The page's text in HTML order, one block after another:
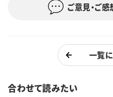
学生記者募集
ご意見・ご
一覧
合わせて読みたい